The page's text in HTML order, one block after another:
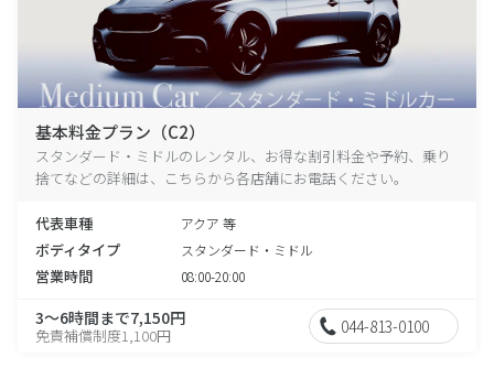
基本料金プラン（C2）
スタンダード・ミドルのレンタル、お得な割引料金や予約、乗り
捨てなどの詳細は、こちらから各店舗にお電話ください。
代表車種 アクア 等
ボディタイプ スタンダード・ミドル
営業時間 08:00-20:00
3～6時間まで7,150円
免責補償制度1,100円 044-813-0100